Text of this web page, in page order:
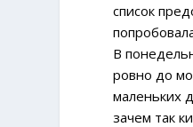
список
В
ровно до
маленьких
зачем так